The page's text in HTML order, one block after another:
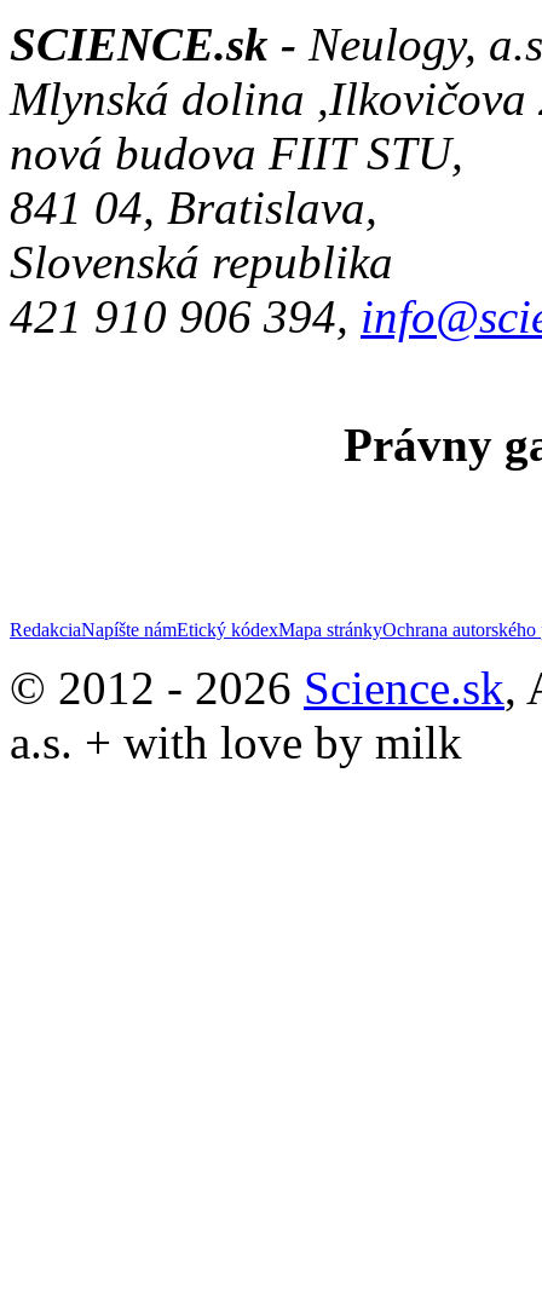
SCIENCE.sk - Neulogy,
Mlynská dolina ,Ilkovičova
nová budova FIIT STU,
841 04, Bratislava,
Slovenská republika
421 910 906 394,
Právny
RedakciaNapíšte námEtický kódexMapa stránkyOchrana autorského
© 2012 - 2026 Science.sk,
a.s. + with love by milk